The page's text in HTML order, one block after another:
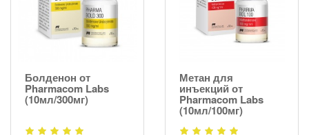
Болденон от
Pharmacom Labs
(10мл/300мг)
Метан для
инъекций от
Pharmacom Labs
(10мл/100мг)